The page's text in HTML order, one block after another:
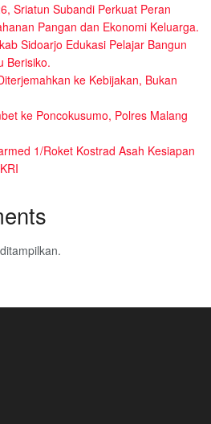
Sriatun Subandi Perkuat Peran
Pangan dan Ekonomi Keluarga.
Sidoarjo Edukasi Pelajar Bangun
Berisiko.
ke Kebijakan, Bukan
ke Poncokusumo, Polres Malang
1/Roket Kostrad Asah Kesiapan